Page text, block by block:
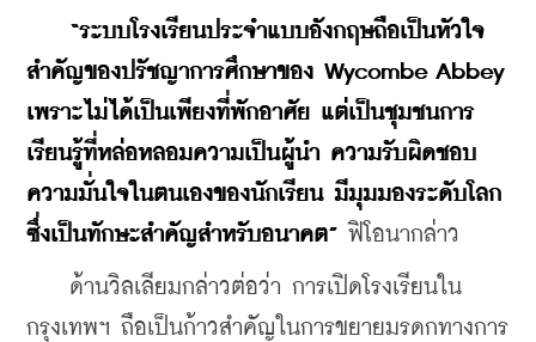
“ระบบโรงเรียนประจำแบบอังกฤษถือเป็นหัวใจ
สำคัญของปรัชญาการศึกษาของ Wycombe Abbey
เพราะไม่ได้เป็นเพียงที่พักอาศัย แต่เป็นชุมชนการ
เรียนรู้ที่หล่อหลอมความเป็นผู้นำ ความรับผิดชอบ
ความมั่นใจในตนเองของนักเรียน มีมุมมองระดับโลก
ซึ่งเป็นทักษะสำคัญสำหรับอนาคต” ฟิโอนากล่าว
ด้านวิลเลียมกล่าวต่อว่า การเปิดโรงเรียนใน
กรุงเทพฯ ถือเป็นก้าวสำคัญในการขยายมรดกทางการ